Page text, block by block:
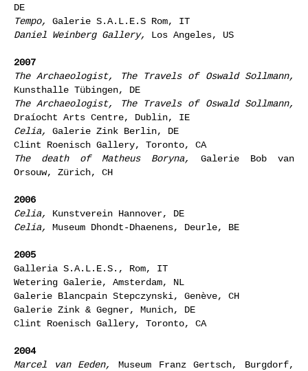
DE
Tempo,
Galerie S.A.L.E.S Rom, IT
Daniel Weinberg Gallery,
Los Angeles, US
2007
The Archaeologist, The Travels of Oswald Sollmann,
Kunsthalle Tübingen, DE
The Archaeologist, The Travels of Oswald Sollmann,
Draíocht Arts Centre, Dublin, IE
Celia,
Galerie Zink Berlin, DE
Clint Roenisch Gallery, Toronto, CA
The death of Matheus Boryna,
Galerie Bob van
Orsouw, Zürich, CH
2006
Celia,
Kunstverein Hannover, DE
Celia,
Museum Dhondt-Dhaenens, Deurle, BE
2005
Galleria S.A.L.E.S., Rom, IT
Wetering Galerie, Amsterdam, NL
Galerie Blancpain Stepczynski, Genève, CH
Galerie Zink & Gegner, Munich, DE
Clint Roenisch Gallery, Toronto, CA
2004
Marcel van Eeden,
Museum Franz Gertsch, Burgdorf,